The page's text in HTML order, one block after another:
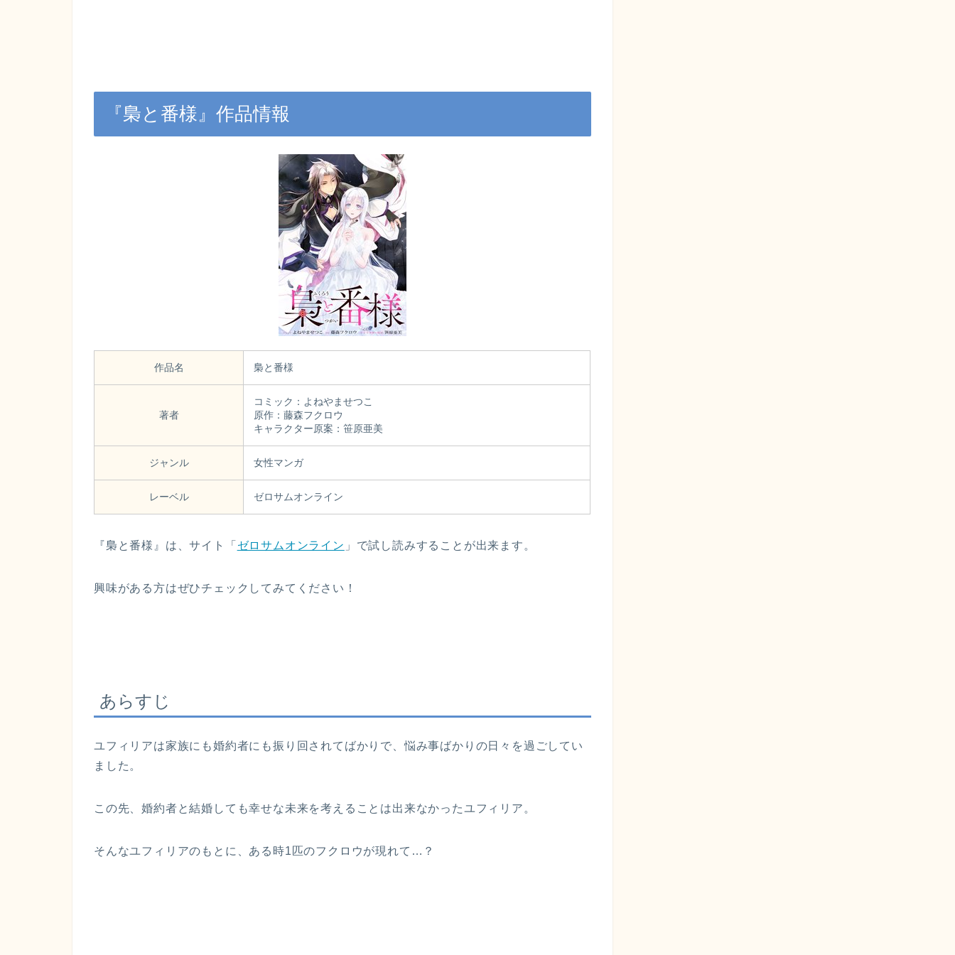
『梟と番様』作品情報
作品名 梟と番様
著者
コミック：よねやませつこ
原作：藤森フクロウ
キャラクター原案：笹原亜美
ジャンル 女性マンガ
レーベル ゼロサムオンライン
『梟と番様』は、サイト「 ゼロサムオンライン 」で試し読みすることが出来ます。
興味がある方はぜひチェックしてみてください！
あらすじ
ユフィリアは家族にも婚約者にも振り回されてばかりで、悩み事ばかりの日々を過ごしてい
ました。
この先、婚約者と結婚しても幸せな未来を考えることは出来なかったユフィリア。
そんなユフィリアのもとに、ある時1匹のフクロウが現れて…？